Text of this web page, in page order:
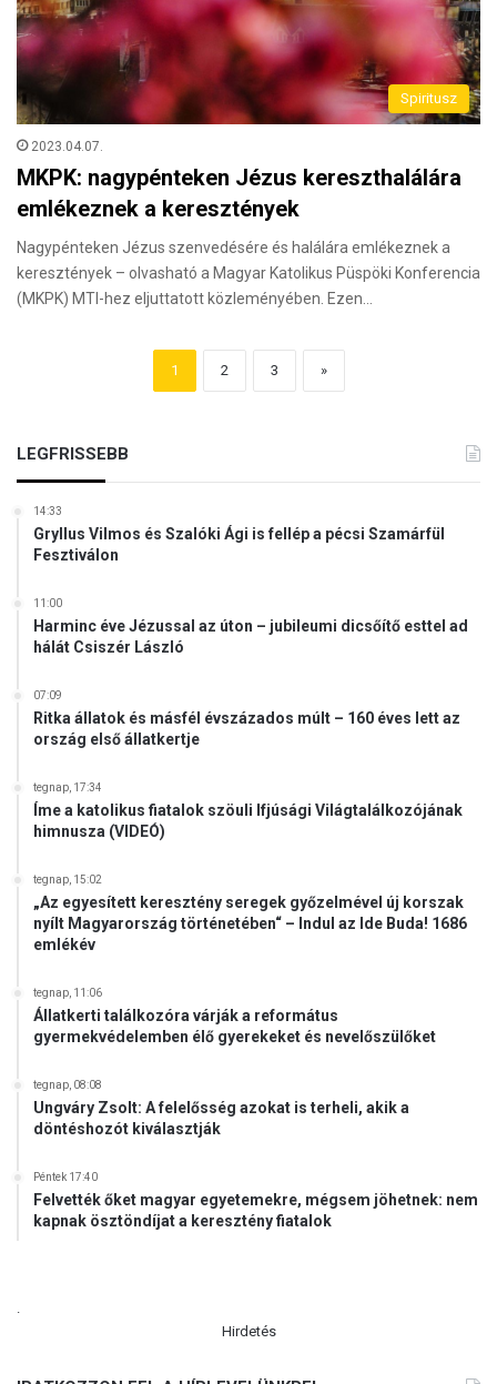
Spiritusz
2023.04.07.
MKPK: nagypénteken Jézus kereszthalálára
emlékeznek a keresztények
Nagypénteken Jézus szenvedésére és halálára emlékeznek a
keresztények – olvasható a Magyar Katolikus Püspöki Konferencia
(MKPK) MTI-hez eljuttatott közleményében. Ezen…
1 2 3 »
LEGFRISSEBB
14:33
Gryllus Vilmos és Szalóki Ági is fellép a pécsi Szamárfül
Fesztiválon
11:00
Harminc éve Jézussal az úton – jubileumi dicsőítő esttel ad
hálát Csiszér László
07:09
Ritka állatok és másfél évszázados múlt – 160 éves lett az
ország első állatkertje
tegnap, 17:34
Íme a katolikus fiatalok szöuli Ifjúsági Világtalálkozójának
himnusza (VIDEÓ)
tegnap, 15:02
„Az egyesített keresztény seregek győzelmével új korszak
nyílt Magyarország történetében“ – Indul az Ide Buda! 1686
emlékév
tegnap, 11:06
Állatkerti találkozóra várják a református
gyermekvédelemben élő gyerekeket és nevelőszülőket
tegnap, 08:08
Ungváry Zsolt: A felelősség azokat is terheli, akik a
döntéshozót kiválasztják
Péntek 17:40
Felvették őket magyar egyetemekre, mégsem jöhetnek: nem
kapnak ösztöndíjat a keresztény fiatalok
Hirdetés